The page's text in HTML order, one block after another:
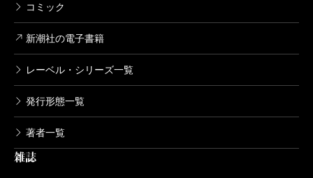
コミック
新潮社の電子書籍
レーベル・シリーズ一覧
発行形態一覧
著者一覧
雑誌